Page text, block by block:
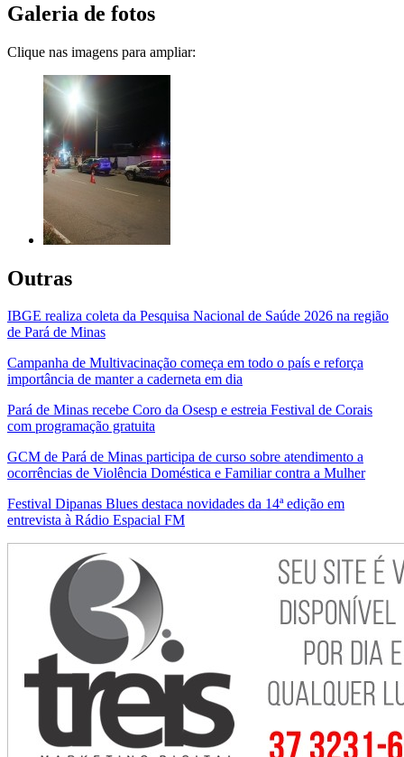
Galeria de fotos
Clique nas imagens para ampliar:
Outras
IBGE realiza coleta da Pesquisa Nacional de Saúde 2026 na região
de Pará de Minas
Campanha de Multivacinação começa em todo o país e reforça
importância de manter a caderneta em dia
Pará de Minas recebe Coro da Osesp e estreia Festival de Corais
com programação gratuita
GCM de Pará de Minas participa de curso sobre atendimento a
ocorrências de Violência Doméstica e Familiar contra a Mulher
Festival Dipanas Blues destaca novidades da 14ª edição em
entrevista à Rádio Espacial FM